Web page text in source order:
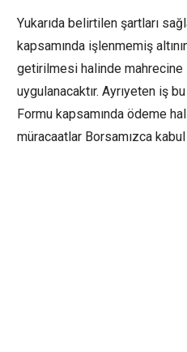
Yukarıda belirtilen şartları
kapsamında işlenmemiş
getirilmesi halinde mahrecine
uygulanacaktır. Ayrıyeten iş
Formu kapsamında ödeme
müracaatlar Borsamızca